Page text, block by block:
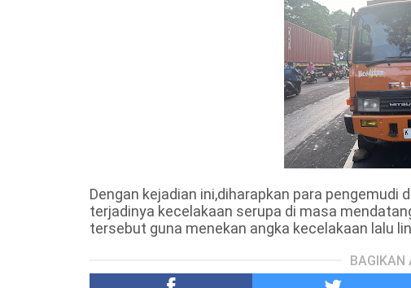
Dengan kejadian ini,diharapkan para
terjadinya kecelakaan serupa di masa
tersebut guna menekan angka kecelakaan lalu
BAGIKAN